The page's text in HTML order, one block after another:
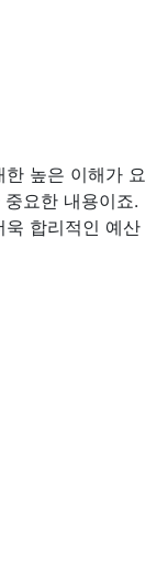
높은 이해가 요
요한 내용이죠.
욱 합리적인 예산